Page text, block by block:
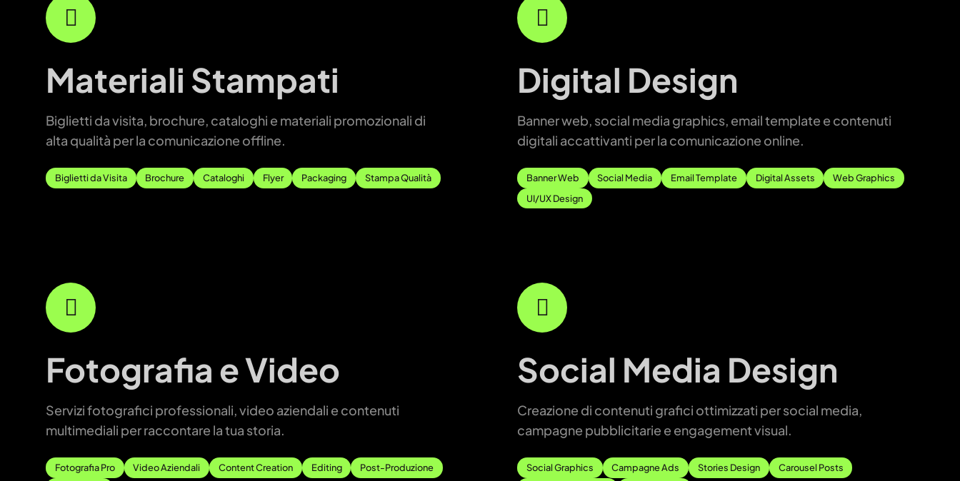
Materiali Stampati
Biglietti da visita, brochure, cataloghi e materiali promozionali di
alta qualità per la comunicazione offline.
Biglietti da Visita Brochure Cataloghi Flyer Packaging Stampa Qualità
Digital Design
Banner web, social media graphics, email template e contenuti
digitali accattivanti per la comunicazione online.
Banner Web Social Media Email Template Digital Assets
Web Graphics
UI/UX Design
Fotografia e Video
Servizi fotografici professionali, video aziendali e contenuti
multimediali per raccontare la tua storia.
Fotografia Pro Video Aziendali Content Creation Editing
Post-Produzione
Social Media Design
Creazione di contenuti grafici ottimizzati per social media,
campagne pubblicitarie e engagement visual.
Social Graphics Campagne Ads Stories Design
Carousel Posts